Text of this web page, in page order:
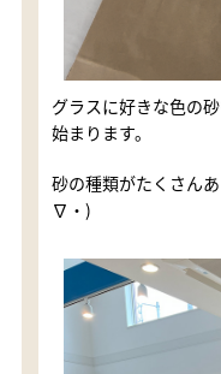
グラスに好きな色の
始まります。
砂の種類がたくさん
∇・)